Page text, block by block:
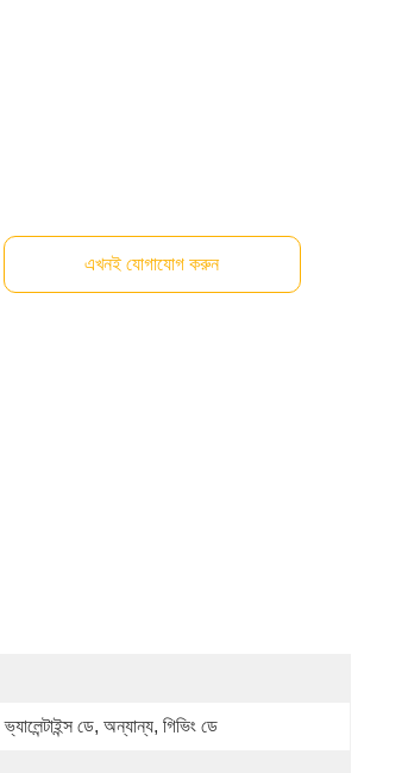
এখনই যোগাযোগ করুন
ডে, অন্যান্য, গিভিং ডে